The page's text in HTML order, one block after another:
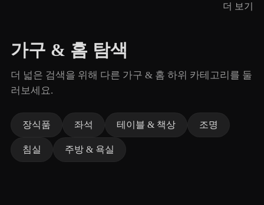
더 보기
가구 & 홈 탐색
더 넓은 검색을 위해 다른 가구 & 홈 하위 카테고리를 둘
러보세요.
장식품 좌석 테이블 & 책상 조명
침실 주방 & 욕실